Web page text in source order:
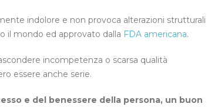
indolore e non provoca alterazioni strutturali
il mondo ed approvato dalla FDA americana.
incompetenza o scarsa qualità
essere anche serie.
e del benessere della persona, un buon